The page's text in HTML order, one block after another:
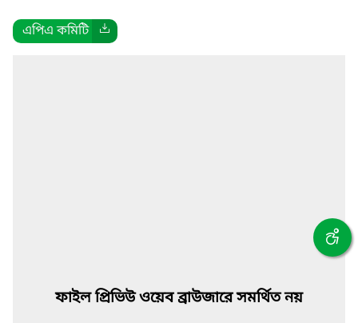
এপিএ কমিটি
ফাইল প্রিভিউ ওয়েব ব্রাউজারে সমর্থিত নয়